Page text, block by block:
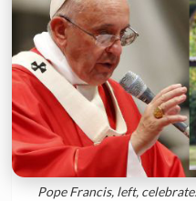
Pope Francis, left,